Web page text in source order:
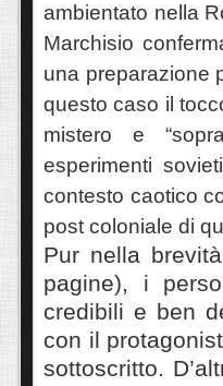
ambientato nella
Marchisio
una preparazione
questo caso il
mistero e
esperimenti
contesto caotico
post coloniale di
Pur nella
pagine), i
credibili e ben
con il
sottoscritto.